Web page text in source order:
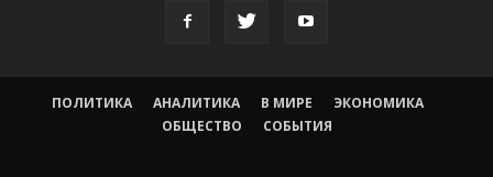
ПОЛИТИКА АНАЛИТИКА В МИРЕ
ЭКОНОМИКА
ОБЩЕСТВО
СОБЫТИЯ